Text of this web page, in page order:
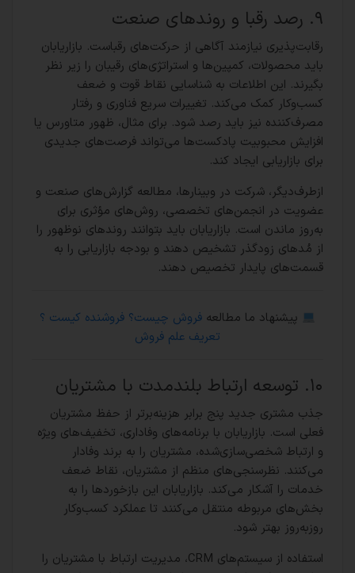
۹. رصد رقبا و روندهای صنعت
رقابت‌پذیری نیازمند آگاهی از حرکت‌های رقباست. بازاریابان
باید محصولات، کمپین‌ها و استراتژی‌های رقیبان را زیر نظر
بگیرند. این اطلاعات به شناسایی نقاط قوت و ضعف
کسب‌وکار کمک می‌کند. تغییرات سریع فناوری و رفتار
مصرف‌کننده نیز باید رصد شود. برای مثال، ظهور متاورس یا
افزایش محبوبیت پادکست‌ها می‌تواند فرصت‌های جدیدی
برای بازاریابی ایجاد کند.
ازطرف‌دیگر، شرکت در وبینارها، مطالعه گزارش‌های صنعت و
عضویت در انجمن‌های تخصصی، روش‌های مؤثری برای
به‌روز ماندن است. بازاریابان باید بتوانند روندهای نوظهور را
از مُدهای زودگذر تشخیص دهند و بودجه بازاریابی را به
قسمت‌های پایدار تخصیص دهند.
پیشنهاد ما مطالعهفروش چیست؟ فروشنده کیست ؟
تعریف علم فروش
۱۰. توسعه ارتباط بلندمدت با مشتریان
جذب مشتری جدید پنج برابر هزینه‌برتر از حفظ مشتریان
فعلی است. بازاریابان با برنامه‌های وفاداری، تخفیف‌های ویژه
و ارتباط شخصی‌سازی‌شده، مشتریان را به برند وفادار
می‌کنند. نظرسنجی‌های منظم از مشتریان، نقاط ضعف
خدمات را آشکار می‌کند. بازاریابان این بازخوردها را به
بخش‌های مربوطه منتقل می‌کنند تا عملکرد کسب‌وکار
روزبه‌روز بهتر شود.
استفاده از سیستم‌های CRM، مدیریت ارتباط با مشتریان را